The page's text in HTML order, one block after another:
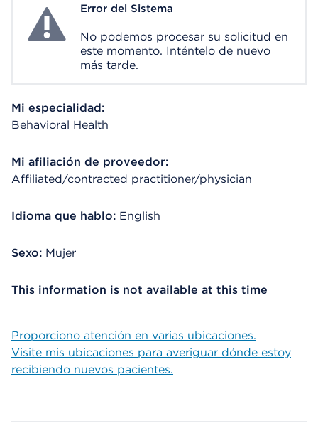
System ErrorError del Sistema
No podemos procesar su solicitud en
este momento. Inténtelo de nuevo
más tarde.
Mi especialidad:
Behavioral Health
Mi afiliación de proveedor:
Affiliated/contracted practitioner/physician
Idioma que hablo: English
Sexo: Mujer
This information is not available at this time
Proporciono atención en varias ubicaciones.
Visite mis ubicaciones para averiguar dónde estoy
recibiendo nuevos pacientes.